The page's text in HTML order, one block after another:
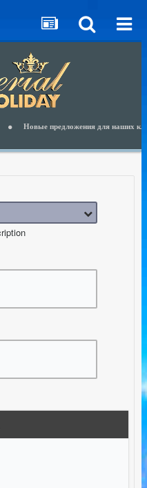
Новые предложения для наших